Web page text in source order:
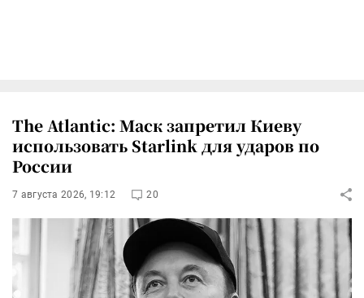
The Atlantic: Маск запретил Киеву
использовать Starlink для ударов по
России
7 августа 2026, 19:12 20